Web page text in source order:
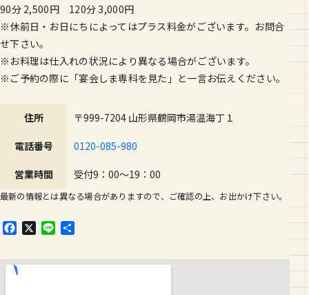
90分 2,500円 120分 3,000円
※休前日・お日にちによってはプラス料金がございます。お問合
せ下さい。
※お料理は仕入れの状況により異なる場合がございます。
※ご予約の際に「宴会しま専科を見た」と一言お伝えください。
住所 〒999-7204 山形県鶴岡市湯温海丁１
電話番号 0120-085-980
営業時間 受付9：00～19：00
最新の情報とは異なる場合がありますので、ご確認の上、お出かけ下さい。
F
e
X
L
e